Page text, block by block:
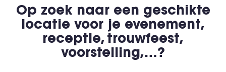
Op zoek naar een geschikte
locatie voor je evenement,
receptie, trouwfeest,
voorstelling,…?